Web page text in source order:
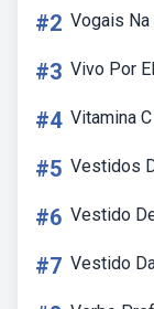
#2 Vogais
#3 Vivo Por
#4 Vitamina
#5 Vestidos
#6 Vestido
#7 Vestido